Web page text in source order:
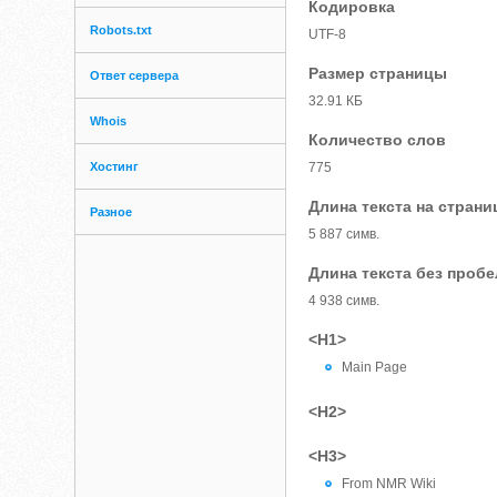
Robots.txt
Ответ сервера
Whois
Хостинг
Разное
Кодировка
UTF-8
Размер страницы
32.91 КБ
Количество слов
775
Длина текста на
5 887 симв.
Длина текста без
4 938 симв.
<H1>
Main Page
<H2>
<H3>
From NMR Wiki